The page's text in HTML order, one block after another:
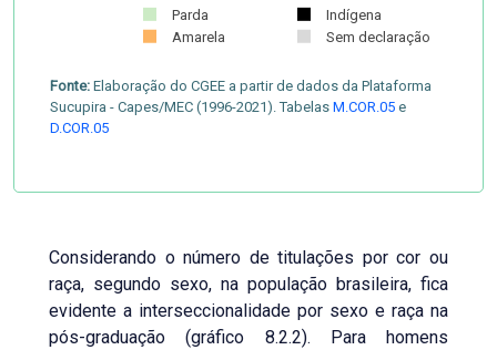
Parda
Indígena
Amarela
Sem declaração
Fonte: Elaboração do CGEE a partir de dados da Plataforma
Sucupira - Capes/MEC (1996-2021). Tabelas M.COR.05 e
D.COR.05
Considerando o número de titulações por cor ou
raça, segundo sexo, na população brasileira, fica
evidente a interseccionalidade por sexo e raça na
pós-graduação (gráfico 8.2.2). Para homens